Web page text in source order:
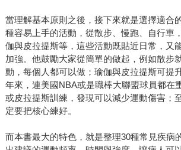
當理解基本原則之後，接下來就是選擇適合
種容易上手的活動，從散步、慢跑、自行車
伽與皮拉提斯等，這些活動既貼近日常，又
加強。他鼓勵大家從簡單的做起，例如散步
動，每個人都可以做；瑜伽與皮拉提斯可提
年來，連美國NBA或是職棒大聯盟球員都在
或皮拉提斯訓練，發現可以減少運動傷害；
定要把核心練好。
而本書最大的特色，就是整理30種常見疾病